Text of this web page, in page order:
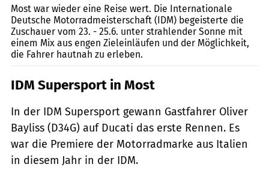
Most war wieder eine Reise wert. Die Internationale
Deutsche Motorradmeisterschaft (IDM) begeisterte die
Zuschauer vom 23. - 25.6. unter strahlender Sonne mit
einem Mix aus engen Zieleinläufen und der Möglichkeit,
die Fahrer hautnah zu erleben.
IDM Supersport in Most
In der IDM Supersport gewann Gastfahrer Oliver
Bayliss (D34G) auf Ducati das erste Rennen. Es
war die Premiere der Motorradmarke aus Italien
in diesem Jahr in der IDM.